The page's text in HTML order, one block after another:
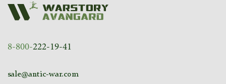
8-800-222-19-41
sale@antic-war.com